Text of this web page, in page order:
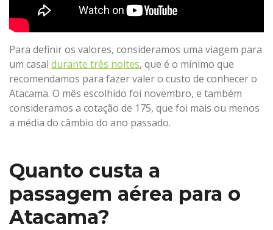
Para definir os valores, consideramos uma viagem para
um casal durante três noites, que é o mínimo que
recomendamos para fazer valer o custo de conhecer o
Atacama. O mês escolhido foi novembro, e também
consideramos a cotação de 175, que foi mais ou menos
a média do câmbio do ano passado.
Quanto custa a
passagem aérea para o
Atacama?